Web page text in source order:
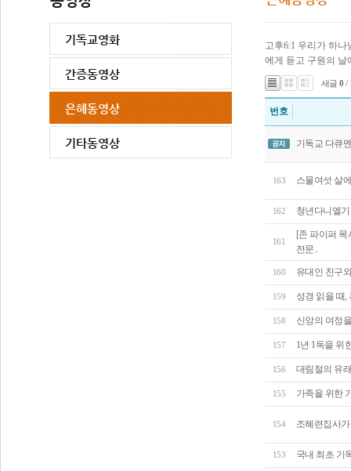
고후6:1 우리가 하
에게 듣고 구원의 날
새글0 /
번호
기독교 다큐
163 스물여섯 살
162 청년다니엘
161
[존 파이퍼
전문..
160 유대인 친구
159 성경 읽을 때,
158 신앙의 여정
157 1년 1독을 위
156 대림절의 유
155 가족을 위한
154 조혜련집사
153 국내 최초 기